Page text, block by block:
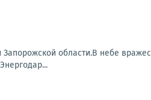
области.В небе